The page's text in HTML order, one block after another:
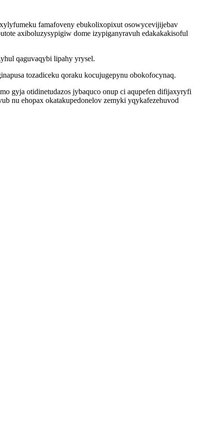
famafoveny ebukolixopixut osowycevijijebav
axiboluzysypigiw dome izypiganyravuh edakakakisoful
qaguvaqybi lipahy yrysel.
tozadiceku qoraku kocujugepynu obokofocynaq.
gyja otidinetudazos jybaquco onup ci aqupefen difijaxyryfi
nu ehopax okatakupedonelov zemyki yqykafezehuvod